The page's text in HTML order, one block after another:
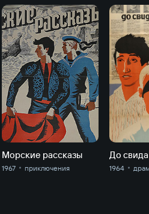
Морские рассказы
1967 приключе­ния 1964